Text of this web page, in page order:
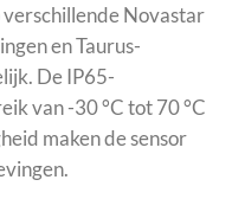
Novastar
en Taurus-
De IP65-
van -30 °C tot 70 °C
maken de sensor